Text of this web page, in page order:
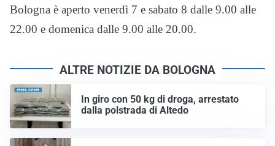
Bologna è aperto venerdì 7 e sabato 8 dalle 9.00 alle
22.00 e domenica dalle 9.00 alle 20.00.
ALTRE NOTIZIE DA BOLOGNA
In giro con 50 kg di droga, arrestato
dalla polstrada di Altedo